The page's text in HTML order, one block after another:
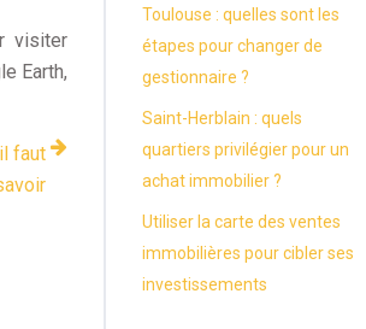
visiter
Earth,
faut
Toulouse : quelles sont les
étapes pour changer de
gestionnaire ?
Saint-Herblain : quels
quartiers privilégier pour un
achat immobilier ?
Utiliser la carte des ventes
immobilières pour cibler ses
investissements